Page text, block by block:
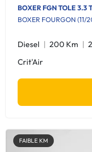
BOXER FGN TOLE 3.3
BOXER FOURGON (11/
Diesel 200 Km
Crit'Air
FAIBLE KM